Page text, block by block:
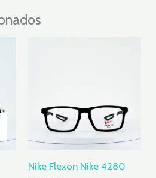
Nike Flexon Nike 4280